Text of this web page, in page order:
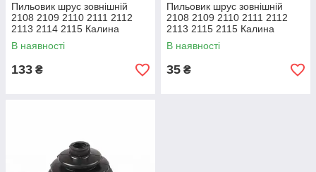
Пильовик шрус зовнішній
2108 2109 2110 2111 2112
2113 2114 2115 Калина
Пріора LSA
В наявності
133 ₴
Пильовик шрус зовнішній
2108 2109 2110 2111 2112
2113 2115 2115 Калина
Приора Україна
В наявності
35 ₴